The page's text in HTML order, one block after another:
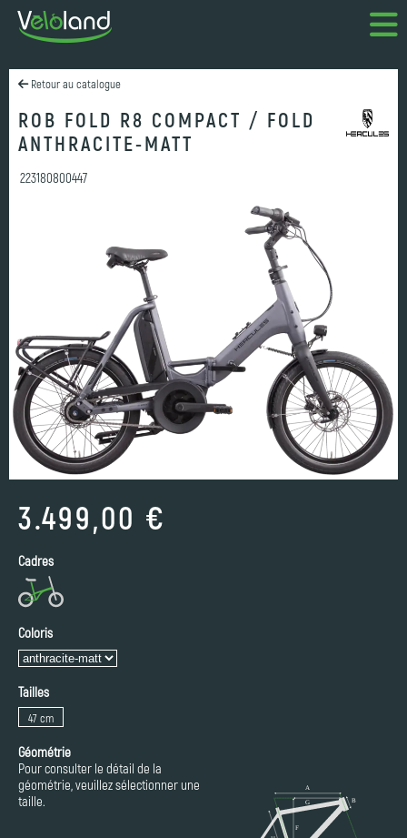
Retour au catalogue
ROB FOLD R8 COMPACT / FOLD
ANTHRACITE-MATT
223180800447
3.499,00 €
Cadres
Coloris
Tailles
47 cm
Géométrie
Pour consulter le détail de la
géométrie, veuillez sélectionner une
taille.